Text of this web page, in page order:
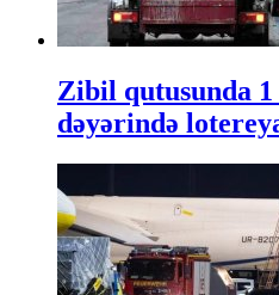
Zibil qutusunda
dəyərində